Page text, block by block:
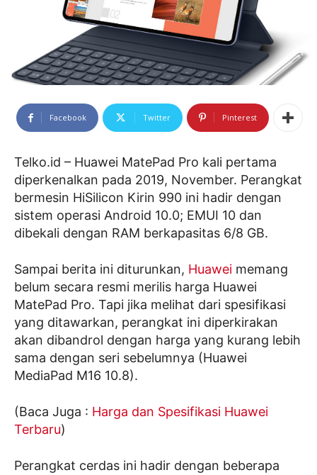
Facebook Twitter Pinterest
Telko.id – Huawei MatePad Pro kali pertama
diperkenalkan pada 2019, November. Perangkat
bermesin HiSilicon Kirin 990 ini hadir dengan
sistem operasi Android 10.0; EMUI 10 dan
dibekali dengan RAM berkapasitas 6/8 GB.
Sampai berita ini diturunkan, Huawei memang
belum secara resmi merilis harga Huawei
MatePad Pro. Tapi jika melihat dari spesifikasi
yang ditawarkan, perangkat ini diperkirakan
akan dibandrol dengan harga yang kurang lebih
sama dengan seri sebelumnya (Huawei
MediaPad M16 10.8).
(Baca Juga : Harga dan Spesifikasi Huawei
Terbaru)
Perangkat cerdas ini hadir dengan beberapa